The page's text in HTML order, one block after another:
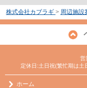
株式会社カブラギ > 周辺施設
営
定休日:土日祝(繁忙期は
ホーム